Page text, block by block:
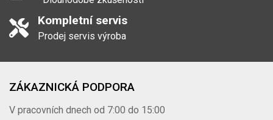
Kompletní servis
Prodej servis výroba
ZÁKAZNICKÁ PODPORA
V pracovních dnech od 7:00 do 15:00